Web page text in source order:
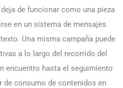
de funcionar como una pieza
en un sistema de mensajes
Una misma campaña puede
a lo largo del recorrido del
encuentro hasta el seguimiento
consumo de contenidos en